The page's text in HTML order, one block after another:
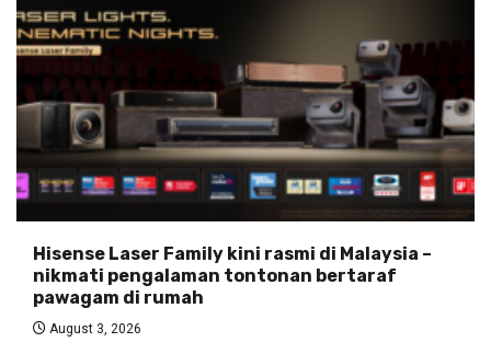
Hisense Laser Family kini rasmi di Malaysia –
nikmati pengalaman tontonan bertaraf
pawagam di rumah
August 3, 2026